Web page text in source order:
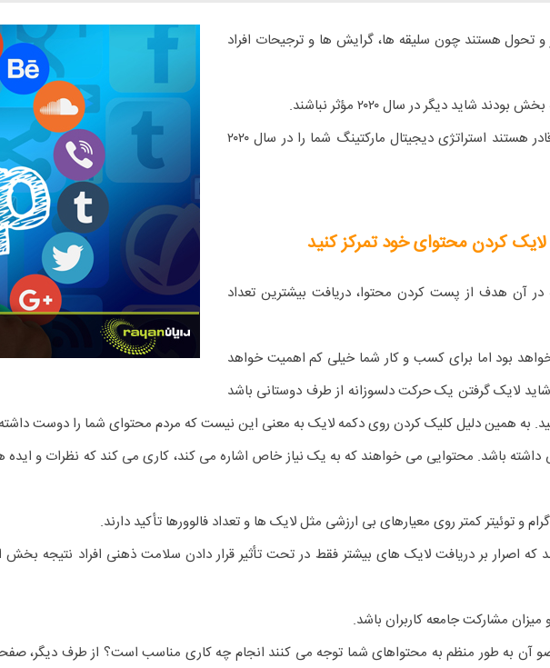
و تحول هستند چون سلیقه ها، گرایش ها و ترجیحات افراد
شاید دیگر در سال ۲۰۲۰ مؤثر نباشند.
در اینجا ۷ ترند این نوع رسانه ها که قادر هستند استراتژی دیجیتال مارکتینگ شما را در سال ۲۰۲۰
در آن هدف از پست کردن محتوا، دریافت بیشترین تعداد
بود اما برای کسب و کار شما خیلی کم اهمیت خواهد
لایک گرفتن یک حرکت دلسوزانه از طرف دوستانی باشد
به همین دلیل کلیک کردن روی دکمه لایک به معنی این نیست که مردم محتوای شما را دوست
داشته باشد. محتوایی می خواهند که به یک نیاز خاص اشاره می کند، کاری می کند که نظرات و
و توئیتر کمتر روی معیارهای بی ارزشی مثل لایک ها و تعداد فالوورها تأکید دارند.
که اصرار بر دریافت لایک های بیشتر فقط در تحت تأثیر قرار دادن سلامت ذهنی افراد نتیجه
مشارکت جامعه کاربران باشد.